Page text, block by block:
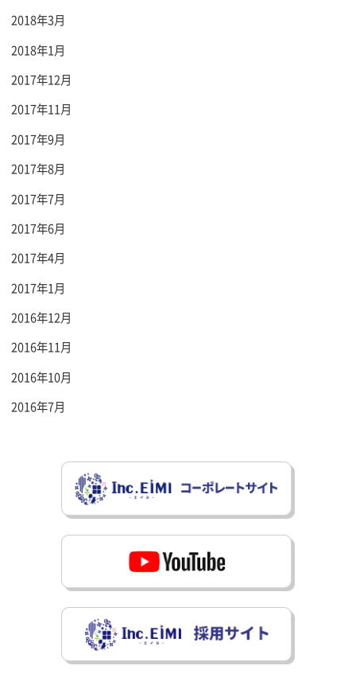
2018年3月
2018年1月
2017年12月
2017年11月
2017年9月
2017年8月
2017年7月
2017年6月
2017年4月
2017年1月
2016年12月
2016年11月
2016年10月
2016年7月